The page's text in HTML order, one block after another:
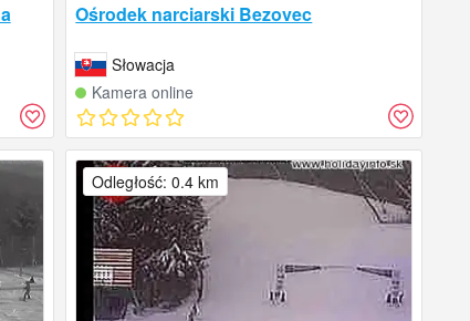
Ośrodek narciarski Bezovec
Słowacja
Kamera online
Odległość: 0.4 km